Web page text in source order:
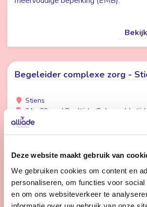
Deze website maakt gebruik van
We gebruiken cookies om content en
personaliseren, om functies voor social
en om ons websiteverkeer te
Begeleider complexe zorg -
Stiens
24 - 32 uur | Deeltijds, Onbepaalde tijd
Wil jij het verschil maken voor cliënten
locaties. Samen kijken wij welke
beste match is. We kijken uit naar je